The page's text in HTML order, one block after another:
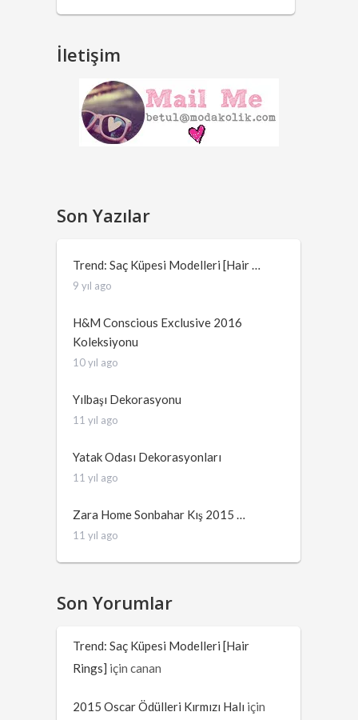
İletişim
Son Yazılar
Trend: Saç Küpesi Modelleri [Hair …
9 yıl ago
H&M Conscious Exclusive 2016
Koleksiyonu
10 yıl ago
Yılbaşı Dekorasyonu
11 yıl ago
Yatak Odası Dekorasyonları
11 yıl ago
Zara Home Sonbahar Kış 2015 …
11 yıl ago
Son Yorumlar
Trend: Saç Küpesi Modelleri [Hair
Rings] içincanan
2015 Oscar Ödülleri Kırmızı Halı için